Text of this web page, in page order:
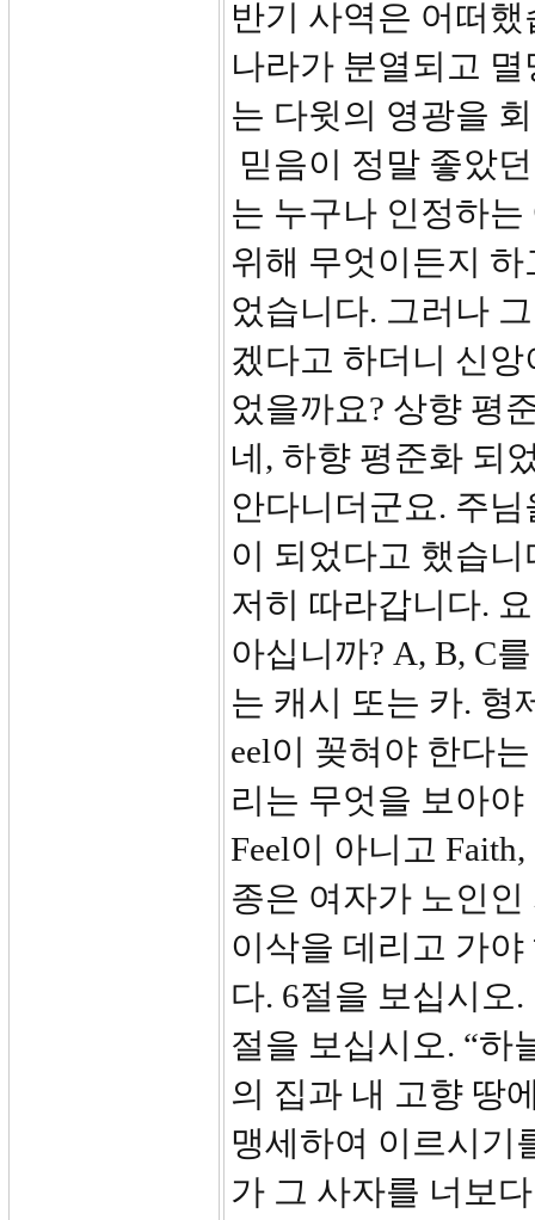
반기 사역은 어떠
나라가 분열되고
는 다윗의 영광을
믿음이 정말 좋았
는 누구나 인정하
위해 무엇이든지
었습니다. 그러나
겠다고 하더니 신
었을까요? 상향 평
네, 하향 평준화 되
안다니더군요. 주
이 되었다고 했습
저히 따라갑니다.
아십니까? A, B, C
는 캐시 또는 카. 형
eel이 꽂혀야 한다
리는 무엇을 보아
Feel이 아니고
종은 여자가 노인
이삭을 데리고 가
다. 6절을 보십시오
절을 보십시오. “하
의 집과 내 고향 땅
맹세하여 이르시기
가 그 사자를 너보